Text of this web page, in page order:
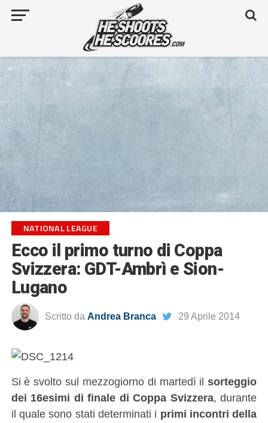
NATIONAL LEAGUE
Ecco il primo turno di Coppa
Svizzera: GDT-Ambrì e Sion-
Lugano
Scritto da Andrea Branca 29 Aprile 2014
Si è svolto sul mezzogiorno di martedì ilsorteggio
dei 16esimi di finale di Coppa Svizzera, durante
il quale sono stati determinati i primi incontri della